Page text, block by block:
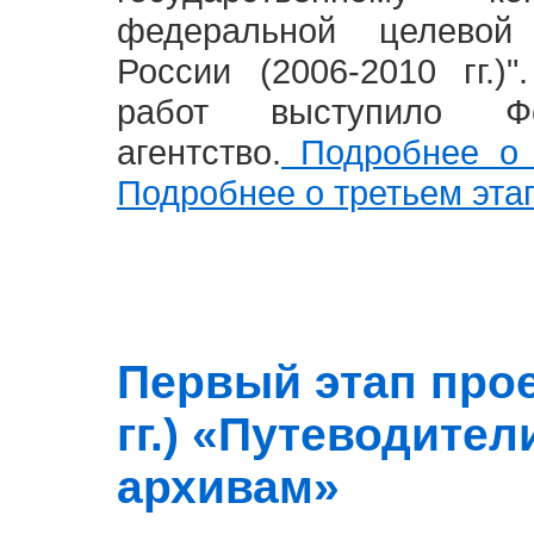
федеральной
России (2006-2010
работ выступило
агентство. Подробнее о
Подробнее о третьем
Первый этап
гг.)
архивам»